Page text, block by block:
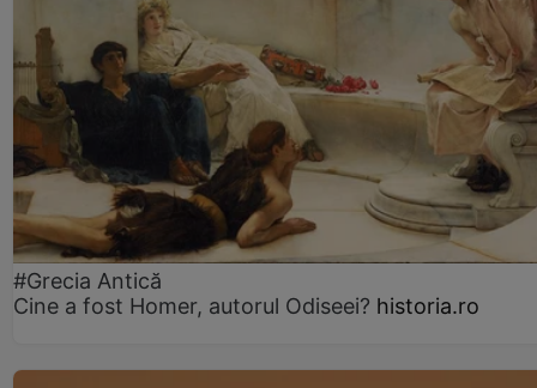
#Grecia Antică
Cine a fost Homer, autorul Odiseei? historia.ro